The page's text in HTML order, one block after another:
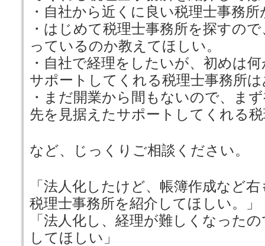
・自社から近くに良い税理士事務
・はじめて税理士事務所を探すの
っているのか教えてほしい。
・自社で経理をしたいが、初めは
サポートしてくれる税理士事務所
・まだ開業から間もないので、ま
先を見据えたサポートしてくれる
など、じっくりご相談ください。
「法人化したけど、帳簿作成など
税理士事務所を紹介してほしい。」
「法人化し、経理が難しくなった
してほしい」